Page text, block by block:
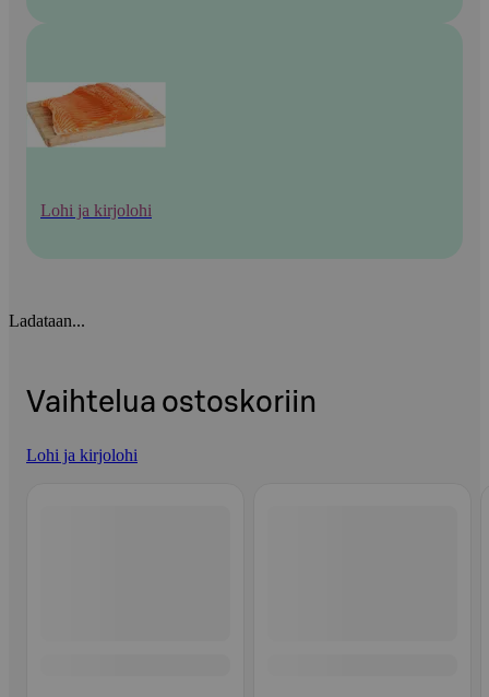
Lohi ja kirjolohi
Ladataan...
Vaihtelua ostoskoriin
Lohi ja kirjolohi